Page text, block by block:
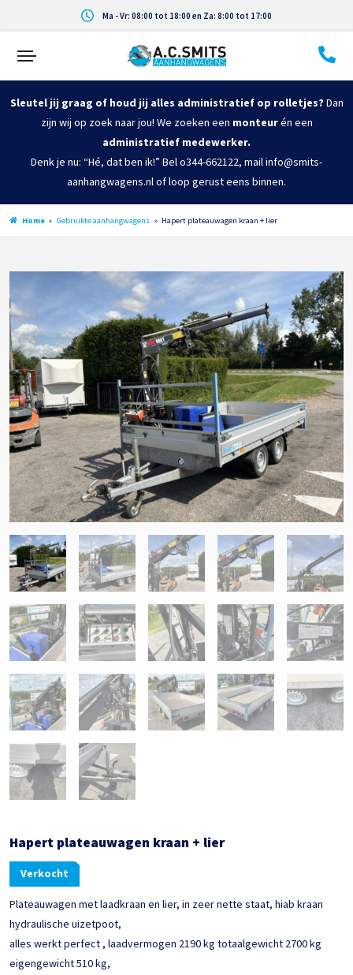
Ma - Vr: 08:00 tot 18:00 en Za: 8:00 tot 17:00
Sleutel jij graag of houd jij alles administratief op rolletjes? Dan
zijn wij op zoek naar jou! We zoeken een monteurén een
administratief medewerker.
Denk je nu: “Hé, dat ben ik!” Bel o344-662122, mail info@smits-
aanhangwagens.nl of loop gerust eens binnen.
Home » Gebruikte aanhangwagens » Hapert plateauwagen kraan + lier
Hapert plateauwagen kraan + lier
Verkocht
Plateauwagen met laadkraan en lier, in zeer nette staat, hiab kraan
hydraulische uizetpoot,
alles werkt perfect , laadvermogen 2190 kg totaalgewicht 2700 kg
eigengewicht 510 kg,